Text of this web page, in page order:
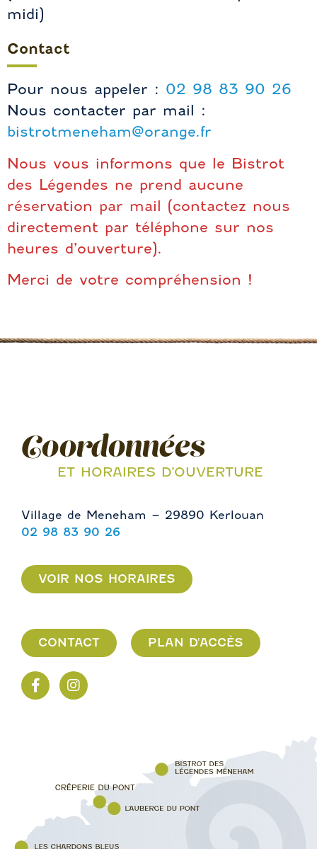
midi)
Contact
Pour nous appeler : 02 98 83 90 26
Nous contacter par mail :
bistrotmeneham@orange.fr
Nous vous informons que le Bistrot
des Légendes ne prend aucune
réservation par mail (contactez nous
directement par téléphone sur nos
heures d’ouverture).
Merci de votre compréhension !
Coordonnées
ET HORAIRES D’OUVERTURE
Village de Meneham – 29890 Kerlouan
02 98 83 90 26
VOIR NOS HORAIRES
CONTACT PLAN D'ACCÈS